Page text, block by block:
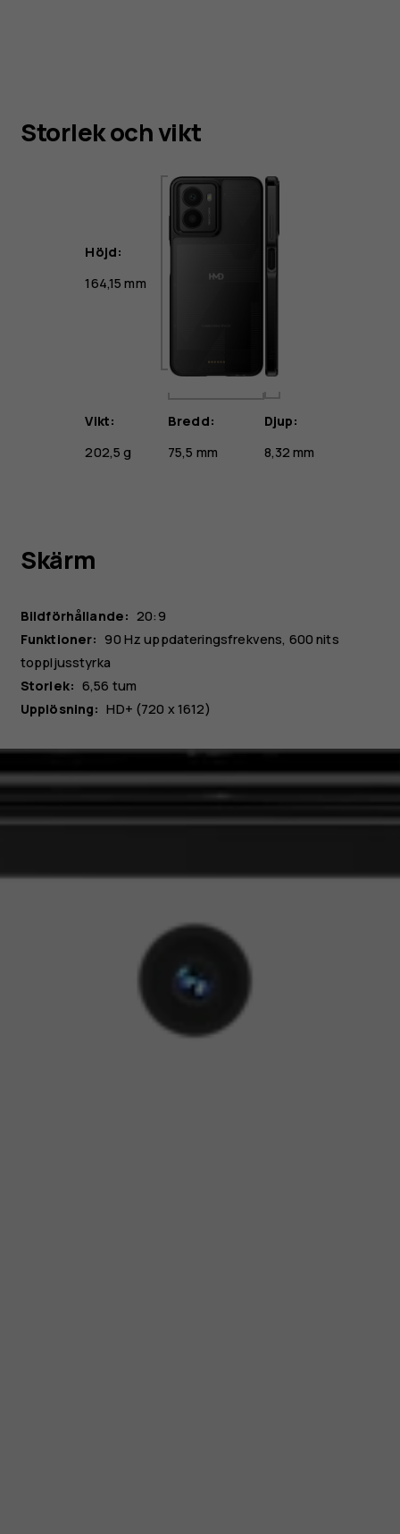
Storlek och vikt
Höjd:
164,15 mm
Vikt:
202,5 g
Bredd:
75,5 mm
Djup:
8,32 mm
Skärm
Bildförhållande: 20:9
Funktioner: 90 Hz uppdateringsfrekvens, 600 nits
toppljusstyrka
Storlek: 6,56 tum
Upplösning: HD+ (720 x 1612)